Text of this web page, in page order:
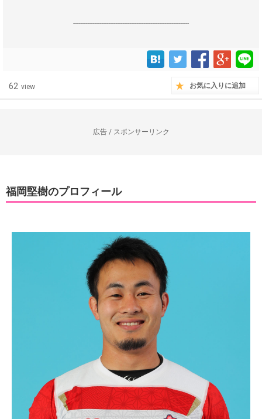
------------------------------------------------------------------
62 view お気に入りに追加
広告 / スポンサーリンク
福岡堅樹のプロフィール